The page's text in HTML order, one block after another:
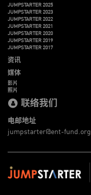
JUMPSTARTER 2025
JUMPSTARTER 2023
JUMPSTARTER 2022
JUMPSTARTER 2021
JUMPSTARTER 2020
JUMPSTARTER 2019
JUMPSTARTER 2017
资讯
媒体
影片
照片
联络我们
电邮地址
jumpstarter@ent-fund.org